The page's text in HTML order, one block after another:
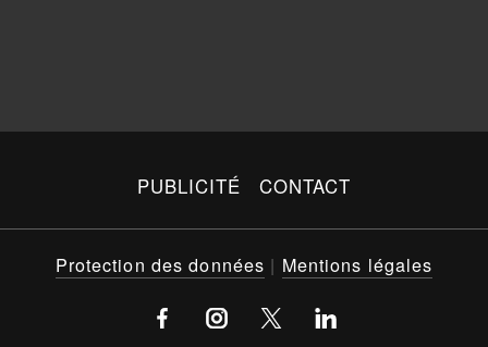
PUBLICITÉ CONTACT
Protection des données | Mentions légales